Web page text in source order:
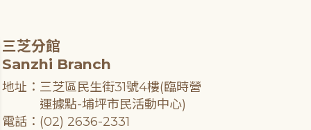
三芝分館
Sanzhi Branch
地址：三芝區民生街31號4樓(臨時營
運據點-埔坪市民活動中心)
電話：(02) 2636-2331